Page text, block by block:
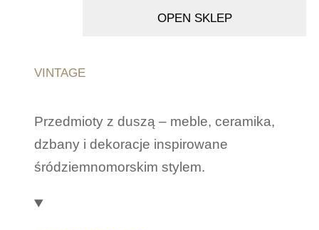
OPEN SKLEP
VINTAGE
Przedmioty z duszą – meble, ceramika,
dzbany i dekoracje inspirowane
śródziemnomorskim stylem.